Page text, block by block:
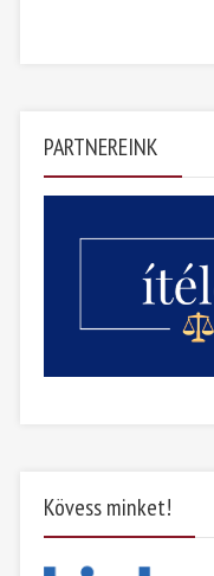
PARTNEREINK
Kövess minket!